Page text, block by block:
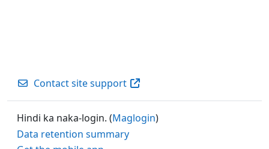
Contact site support
Hindi ka naka-login. (Maglogin)
Data retention summary